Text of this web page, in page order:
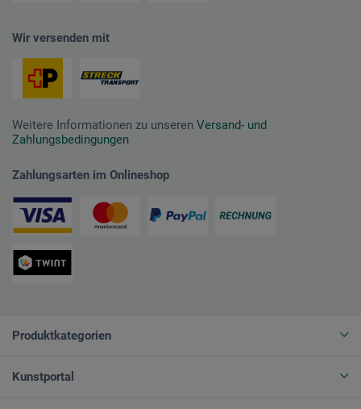
Wir versenden mit
Weitere Informationen zu unseren Versand- und
Zahlungsbedingungen
Zahlungsarten im Onlineshop
Produktkategorien
Kunstportal